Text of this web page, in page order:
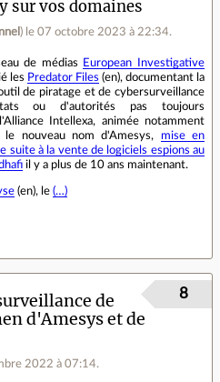
sur vos domaines
) le 07 octobre 2023 à 22:34.
de médias
European Investigative
les Predator Files (en), documentant la
de piratage et de cybersurveillance
ou d'autorités pas toujours
Intellexa, animée notamment
le nouveau nom d'Amesys,
mise en
suite à la vente de logiciels espions au
il y a plus de 10 ans maintenant.
(en), le (…)
de
d'Amesys et de
2022 à 07:14.
8